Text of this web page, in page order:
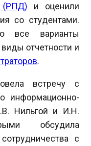
(РПД) и оценили
со студентами.
все варианты
виды отчетности и
.
встречу с
информационно-
Нильгой и И.Н.
обсудила
с